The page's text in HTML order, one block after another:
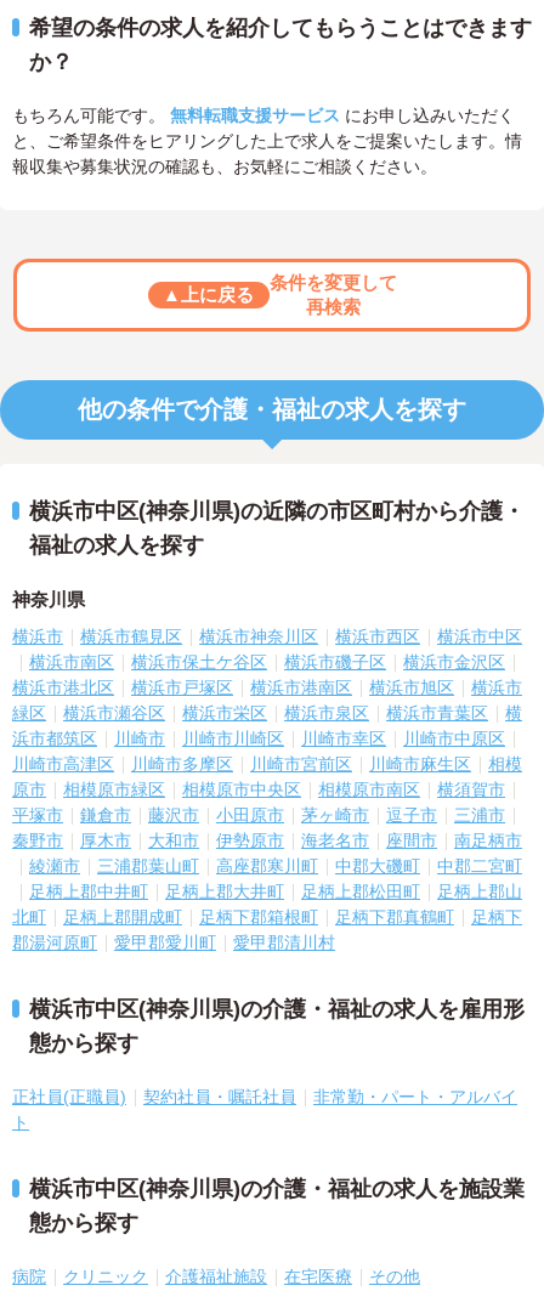
希望の条件の求人を紹介してもらうことはできます
か？
もちろん可能です。 無料転職支援サービス にお申し込みいただく
と、ご希望条件をヒアリングした上で求人をご提案いたします。情
報収集や募集状況の確認も、お気軽にご相談ください。
▲上に戻る
条件を変更して
再検索
他の条件で介護・福祉の求人を探す
横浜市中区(神奈川県)の近隣の市区町村から介護・
福祉の求人を探す
神奈川県
横浜市 横浜市鶴見区 横浜市神奈川区 横浜市西区
横浜市中区
横浜市南区
横浜市保土ケ谷区 横浜市磯子区
横浜市金沢区
横浜市港北区
横浜市戸塚区 横浜市港南区 横浜市旭区
横浜市
緑区
横浜市瀬谷区 横浜市栄区 横浜市泉区 横浜市青葉区
横
浜市都筑区
川崎市 川崎市川崎区 川崎市幸区
川崎市中原区
川崎市高津区
川崎市多摩区 川崎市宮前区 川崎市麻生区
相模
原市
相模原市緑区 相模原市中央区 相模原市南区
横須賀市
平塚市
鎌倉市 藤沢市 小田原市 茅ヶ崎市 逗子市
三浦市
秦野市
厚木市 大和市 伊勢原市 海老名市 座間市
南足柄市
綾瀬市
三浦郡葉山町 高座郡寒川町 中郡大磯町
中郡二宮町
足柄上郡中井町
足柄上郡大井町 足柄上郡松田町
足柄上郡山
北町
足柄上郡開成町 足柄下郡箱根町 足柄下郡真鶴町
足柄下
郡湯河原町
愛甲郡愛川町 愛甲郡清川村
横浜市中区(神奈川県)の介護・福祉の求人を雇用形
態から探す
正社員(正職員) 契約社員・嘱託社員
非常勤・パート・アルバイ
ト
横浜市中区(神奈川県)の介護・福祉の求人を施設業
態から探す
病院 クリニック 介護福祉施設 在宅医療 その他